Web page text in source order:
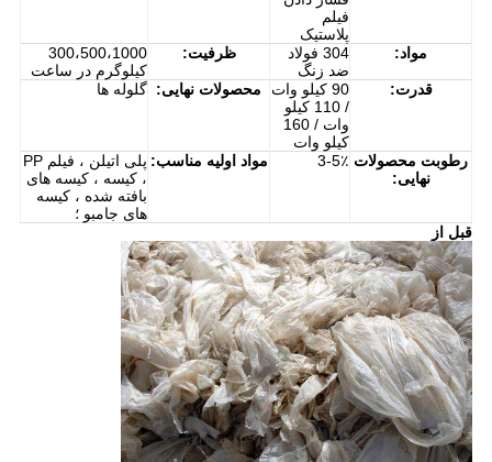
فیلم
پلاستیک
مواد:
304 فولاد
ضد زنگ
ظرفیت:
300،500،1000
کیلوگرم در ساعت
قدرت:
90 کیلو وات
/ 110 کیلو
وات / 160
کیلو وات
محصولات نهایی: گلوله ها
رطوبت محصولات
نهایی:
3-5٪ مواد اولیه مناسب:
پلی اتیلن ، فیلم PP
، کیسه ، کیسه های
بافته شده ، کیسه
های جامبو ؛
قبل از